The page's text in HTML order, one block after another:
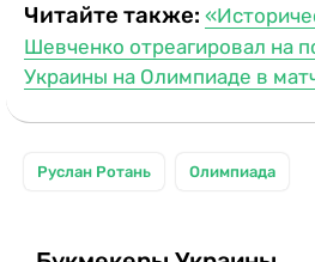
Читайте также:
Шевченко отреагировал на
Украины на Олимпиаде в
Руслан Ротань Олимпиада